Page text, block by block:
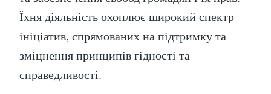
Їхня діяльність охоплює широкий спектр
ініціатив, спрямованих на підтримку та
зміцнення принципів гідності та
справедливості.